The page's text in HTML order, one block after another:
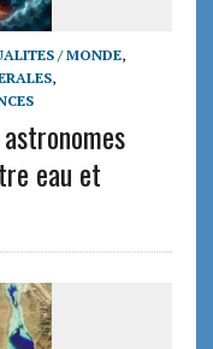
/ MONDE,
,
eau et